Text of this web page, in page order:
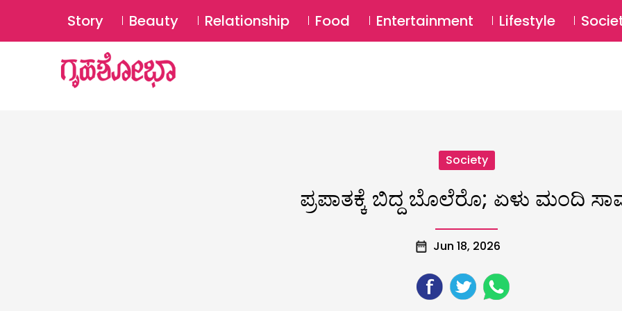
Story Beauty Relationship Food Entertainment Lifestyle
Society
ಪ್ರಪಾತಕ್ಕೆ ಬಿದ್ದ ಬೊಲೆರೊ; ಏಳು ಮಂದಿ
Jun 18, 2026